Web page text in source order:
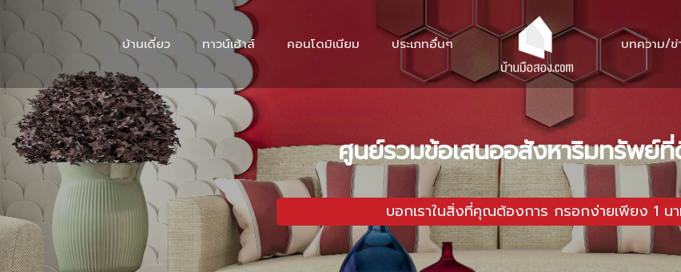
บ้านเดี่ยว ทาวน์เฮ้าส์ คอนโดมิเนียม ประเภทอื่นๆ บทความ/ข่
ศูนย์รวมข้อเสนออสังหาริมทรัพย์
บอกเราในสิ่งที่คุณต้องการ กรอกง่ายเพียง 1 น